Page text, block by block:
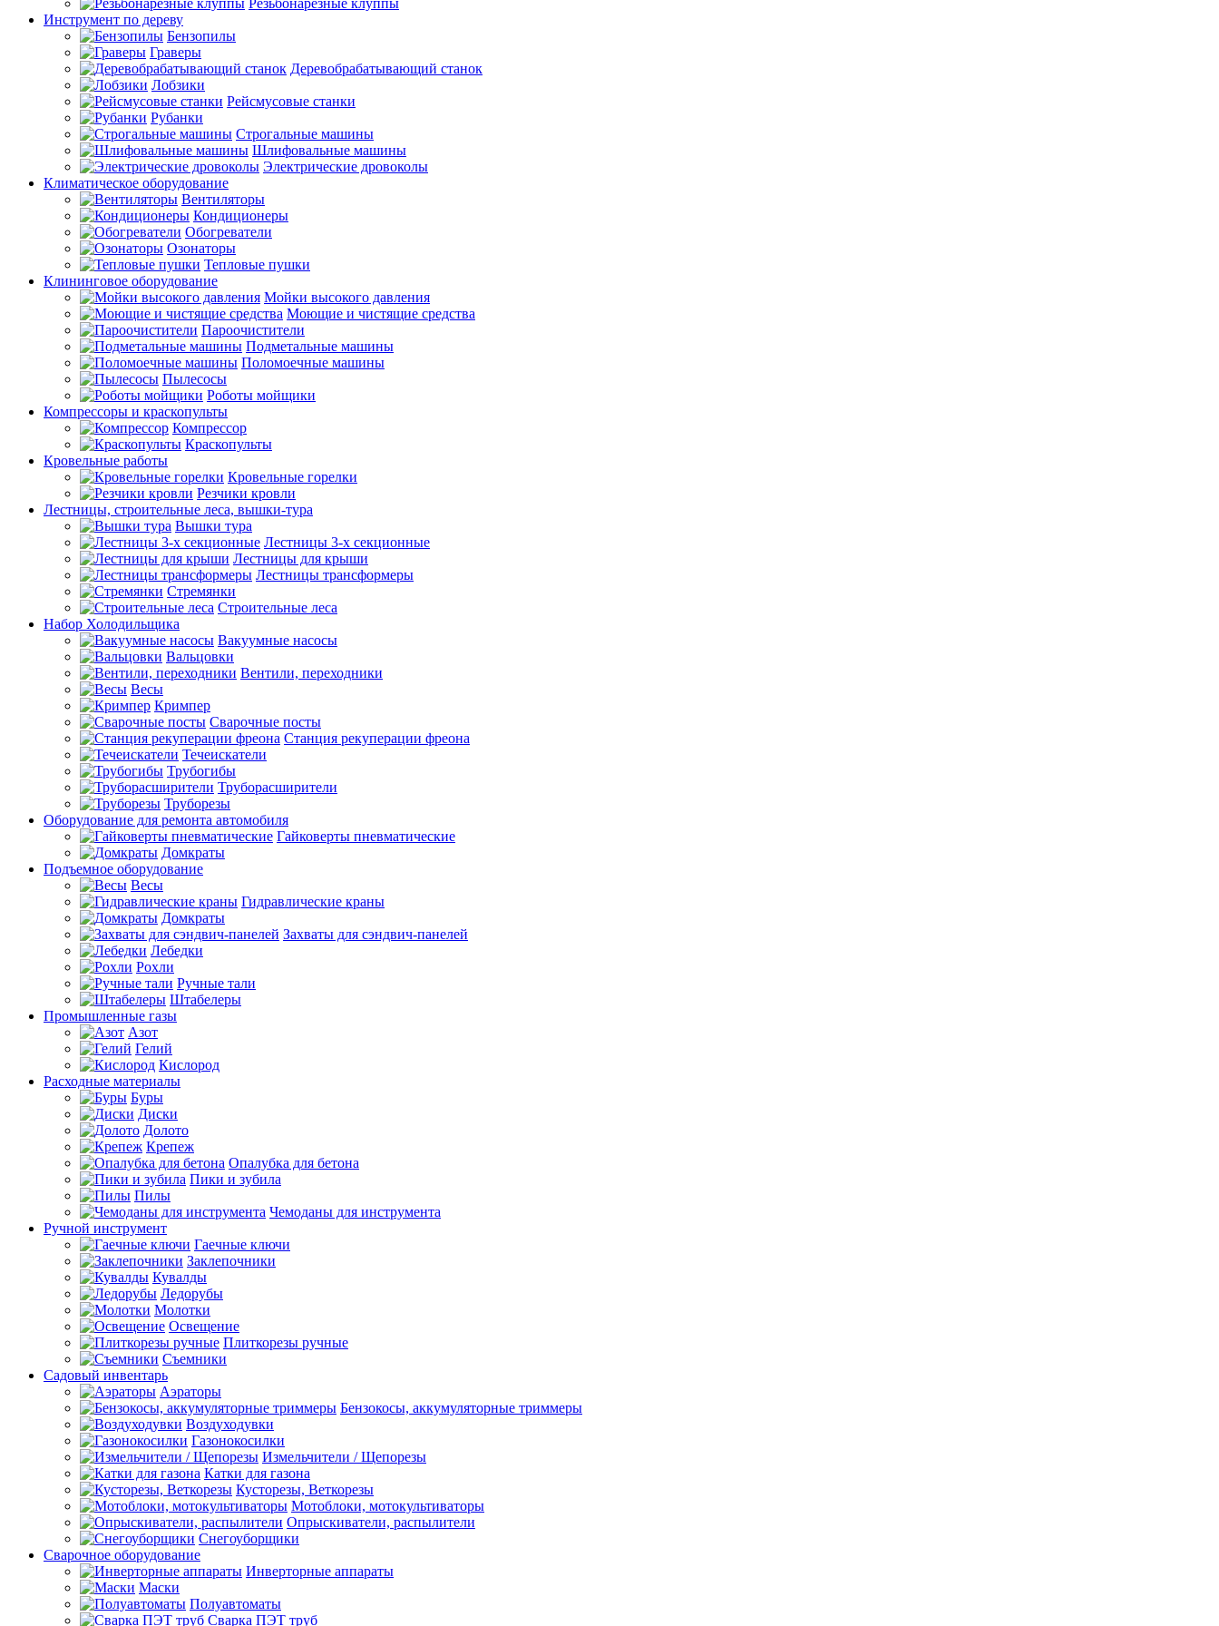
Резьбонарезные клуппы
Инструмент по дереву
Бензопилы
Граверы
Деревобрабатывающий станок
Лобзики
Рейсмусовые станки
Рубанки
Строгальные машины
Шлифовальные машины
Электрические дровоколы
Климатическое оборудование
Вентиляторы
Кондиционеры
Обогреватели
Озонаторы
Тепловые пушки
Клининговое оборудование
Мойки высокого давления
Моющие и чистящие средства
Пароочистители
Подметальные машины
Поломоечные машины
Пылесосы
Роботы мойщики
Компрессоры и краскопульты
Компрессор
Краскопульты
Кровельные работы
Кровельные горелки
Резчики кровли
Лестницы, строительные леса, вышки-тура
Вышки тура
Лестницы 3-х секционные
Лестницы для крыши
Лестницы трансформеры
Стремянки
Строительные леса
Набор Холодильщика
Вакуумные насосы
Вальцовки
Вентили, переходники
Весы
Кримпер
Сварочные посты
Станция рекуперации фреона
Течеискатели
Трубогибы
Труборасширители
Труборезы
Оборудование для ремонта автомобиля
Гайковерты пневматические
Домкраты
Подъемное оборудование
Весы
Гидравлические краны
Домкраты
Захваты для сэндвич-панелей
Лебедки
Рохли
Ручные тали
Штабелеры
Промышленные газы
Азот
Гелий
Кислород
Расходные материалы
Буры
Диски
Долото
Крепеж
Опалубка для бетона
Пики и зубила
Пилы
Чемоданы для инструмента
Ручной инструмент
Гаечные ключи
Заклепочники
Кувалды
Ледорубы
Молотки
Освещение
Плиткорезы ручные
Съемники
Садовый инвентарь
Аэраторы
Бензокосы, аккумуляторные триммеры
Воздуходувки
Газонокосилки
Измельчители / Щепорезы
Катки для газона
Кусторезы, Веткорезы
Мотоблоки, мотокультиваторы
Опрыскиватели, распылители
Снегоуборщики
Сварочное оборудование
Инверторные аппараты
Маски
Полуавтоматы
Сварка ПЭТ труб